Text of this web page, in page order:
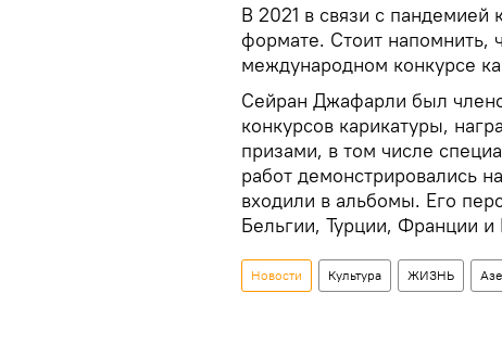
В 2021 в связи с пандемией
формате. Стоит напомнить,
международном конкурсе
Сейран Джафарли был
конкурсов карикатуры,
призами, в том числе
работ демонстрировались
входили в альбомы. Его
Бельгии, Турции, Франции и
Новости Культура ЖИЗНЬ